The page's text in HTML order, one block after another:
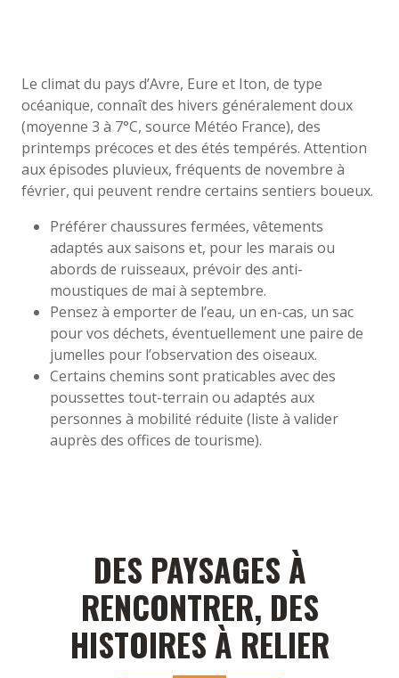
Le climat du pays d’Avre, Eure et Iton, de type
océanique, connaît des hivers généralement doux
(moyenne 3 à 7°C, source Météo France), des
printemps précoces et des étés tempérés. Attention
aux épisodes pluvieux, fréquents de novembre à
février, qui peuvent rendre certains sentiers boueux.
Préférer chaussures fermées, vêtements
adaptés aux saisons et, pour les marais ou
abords de ruisseaux, prévoir des anti-
moustiques de mai à septembre.
Pensez à emporter de l’eau, un en-cas, un sac
pour vos déchets, éventuellement une paire de
jumelles pour l’observation des oiseaux.
Certains chemins sont praticables avec des
poussettes tout-terrain ou adaptés aux
personnes à mobilité réduite (liste à valider
auprès des offices de tourisme).
DES PAYSAGES À
RENCONTRER, DES
HISTOIRES À RELIER